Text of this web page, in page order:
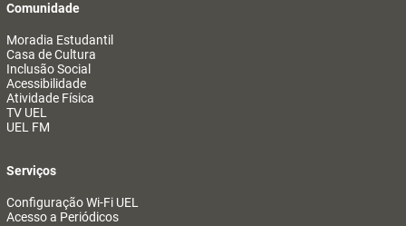
Comunidade
Moradia Estudantil
Casa de Cultura
Inclusão Social
Acessibilidade
Atividade Física
TV UEL
UEL FM
Serviços
Configuração Wi-Fi UEL
Acesso a Periódicos